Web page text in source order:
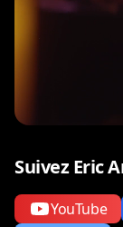
Suivez Eric
YouTube